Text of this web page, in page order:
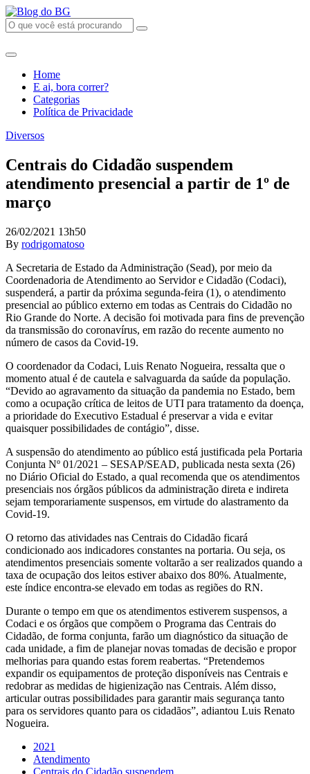
Home
E ai, bora correr?
Categorias
Política de Privacidade
Diversos
Centrais do Cidadão suspendem
atendimento presencial a partir de 1º de
março
26/02/2021 13h50
By rodrigomatoso
A Secretaria de Estado da Administração (Sead), por meio da
Coordenadoria de Atendimento ao Servidor e Cidadão (Codaci),
suspenderá, a partir da próxima segunda-feira (1), o atendimento
presencial ao público externo em todas as Centrais do Cidadão no
Rio Grande do Norte. A decisão foi motivada para fins de prevenção
da transmissão do coronavírus, em razão do recente aumento no
número de casos da Covid-19.
O coordenador da Codaci, Luis Renato Nogueira, ressalta que o
momento atual é de cautela e salvaguarda da saúde da população.
“Devido ao agravamento da situação da pandemia no Estado, bem
como a ocupação crítica de leitos de UTI para tratamento da doença,
a prioridade do Executivo Estadual é preservar a vida e evitar
quaisquer possibilidades de contágio”, disse.
A suspensão do atendimento ao público está justificada pela Portaria
Conjunta Nº 01/2021 – SESAP/SEAD, publicada nesta sexta (26)
no Diário Oficial do Estado, a qual recomenda que os atendimentos
presenciais nos órgãos públicos da administração direta e indireta
sejam temporariamente suspensos, em virtude do alastramento da
Covid-19.
O retorno das atividades nas Centrais do Cidadão ficará
condicionado aos indicadores constantes na portaria. Ou seja, os
atendimentos presenciais somente voltarão a ser realizados quando a
taxa de ocupação dos leitos estiver abaixo dos 80%. Atualmente,
este índice encontra-se elevado em todas as regiões do RN.
Durante o tempo em que os atendimentos estiverem suspensos, a
Codaci e os órgãos que compõem o Programa das Centrais do
Cidadão, de forma conjunta, farão um diagnóstico da situação de
cada unidade, a fim de planejar novas tomadas de decisão e propor
melhorias para quando estas forem reabertas. “Pretendemos
expandir os equipamentos de proteção disponíveis nas Centrais e
redobrar as medidas de higienização nas Centrais. Além disso,
articular outras possibilidades para garantir mais segurança tanto
para os servidores quanto para os cidadãos”, adiantou Luis Renato
Nogueira.
2021
Atendimento
Centrais do Cidadão suspendem